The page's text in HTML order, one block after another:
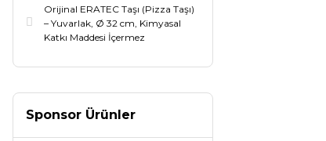
Orijinal ERATEC Taşı (Pizza Taşı)
– Yuvarlak, Ø 32 cm, Kimyasal
Katkı Maddesi İçermez
Sponsor Ürünler